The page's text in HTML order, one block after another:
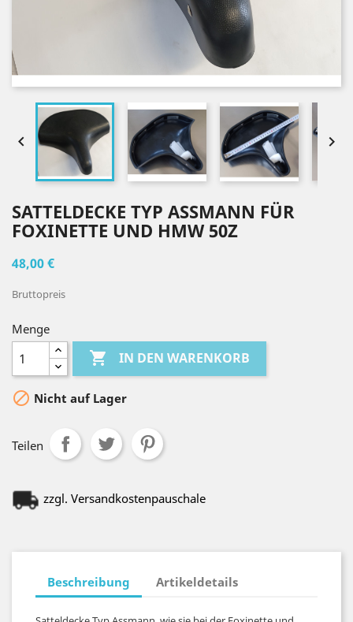
 
SATTELDECKE TYP ASSMANN FÜR
FOXINETTE UND HMW 50Z
48,00 €
Bruttopreis
Menge
 IN DEN WARENKORB
 Nicht auf Lager
Teilen
zzgl. Versandkostenpauschale
Beschreibung Artikeldetails